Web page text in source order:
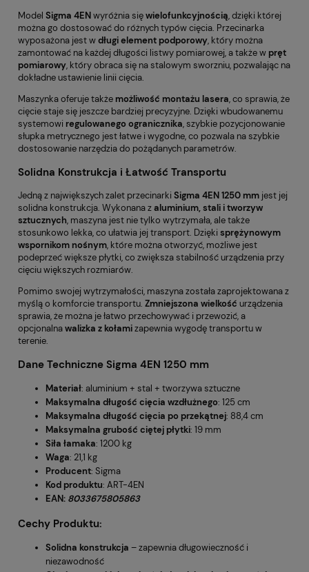
Model Sigma 4ENwyróżnia sięwielofunkcyjnością, dzięki której
można go dostosować do różnych typów cięcia. Przecinarka
wyposażona jest wdługi element podporowy, który można
zamontować na każdej długości listwy pomiarowej, a także w pręt
pomiarowy, który obraca się na stalowym sworzniu, pozwalając na
dokładne ustawienie linii cięcia.
Maszynka oferuje także możliwość montażu lasera, co sprawia, że
cięcie staje się jeszcze bardziej precyzyjne. Dzięki wbudowanemu
systemowi regulowanego ogranicznika, szybkie pozycjonowanie
słupka metrycznego jest łatwe i wygodne, co pozwala na szybkie
dostosowanie narzędzia do pożądanych parametrów.
Solidna Konstrukcja i Łatwość Transportu
Jedną z największych zalet przecinarki Sigma 4EN 1250 mm jest jej
solidna konstrukcja. Wykonana zaluminium, stali i tworzyw
sztucznych, maszyna jest nie tylko wytrzymała, ale także
stosunkowo lekka, co ułatwia jej transport. Dzięki sprężynowym
wspornikom nośnym, które można otworzyć, możliwe jest
podeprzeć większe płytki, co zwiększa stabilność urządzenia przy
cięciu większych rozmiarów.
Pomimo swojej wytrzymałości, maszyna została zaprojektowana z
myślą o komforcie transportu. Zmniejszona wielkość urządzenia
sprawia, że można je łatwo przechowywać i przewozić, a
opcjonalnawalizka z kołamizapewnia wygodę transportu w
terenie.
Dane Techniczne Sigma 4EN 1250 mm
Materiał: aluminium + stal + tworzywa sztuczne
Maksymalna długość cięcia wzdłużnego: 125 cm
Maksymalna długość cięcia po przekątnej: 88,4 cm
Maksymalna grubość ciętej płytki: 19 mm
Siła łamaka: 1200 kg
Waga: 21,1 kg
Producent: Sigma
Kod produktu: ART-4EN
EAN: 8033675805863
Cechy Produktu:
Solidna konstrukcja – zapewnia długowieczność i
niezawodność